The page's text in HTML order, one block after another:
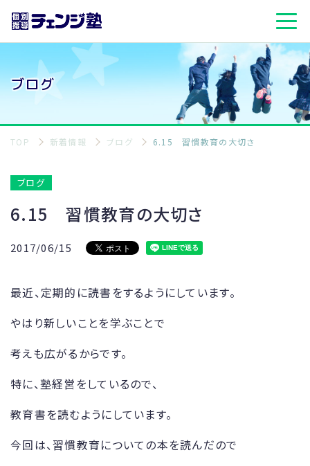
ブログ
TOP 新着情報 ブログ 6.15 習慣教育の大切さ
ブログ
6.15 習慣教育の大切さ
2017/06/15
最近、定期的に読書をするようにしています。
やはり新しいことを学ぶことで
考えも広がるからです。
特に、塾経営をしているので、
教育書を読むようにしています。
今回は、習慣教育についての本を読んだので